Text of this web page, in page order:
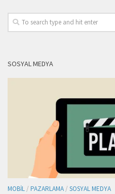
SOSYAL MEDYA
MOBIL / PAZARLAMA / SOSYAL MEDYA